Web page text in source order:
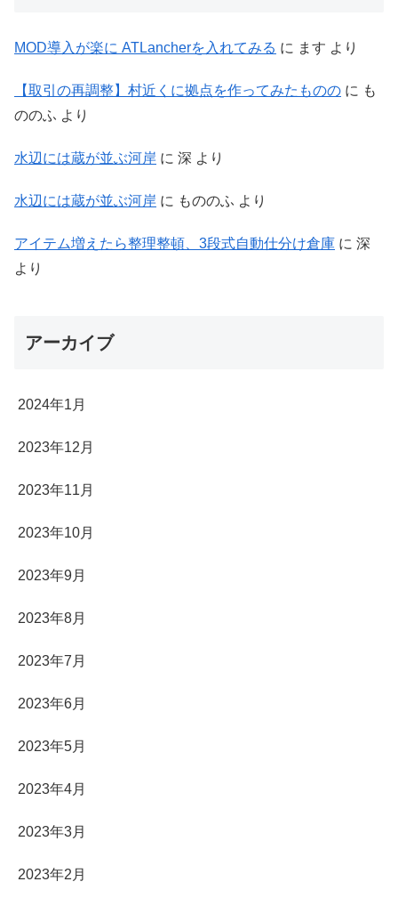
MOD導入が楽に ATLancherを入れてみる に ます より
【取引の再調整】村近くに拠点を作ってみたものの に も
ののふ より
水辺には蔵が並ぶ河岸 に 深 より
水辺には蔵が並ぶ河岸 に もののふ より
アイテム増えたら整理整頓、3段式自動仕分け倉庫 に 深
より
アーカイブ
2024年1月
2023年12月
2023年11月
2023年10月
2023年9月
2023年8月
2023年7月
2023年6月
2023年5月
2023年4月
2023年3月
2023年2月